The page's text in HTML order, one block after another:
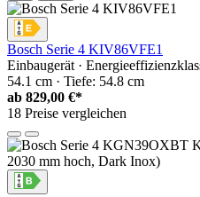
Bosch Serie 4 KIV86VFE1
Einbaugerät ·
54.1 cm · Tiefe: 54.8 cm
ab 829,00 €*
18 Preise vergleichen